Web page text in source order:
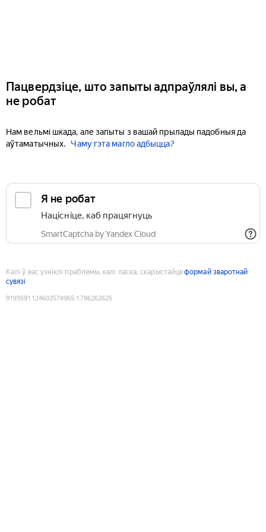
Пацвердзіце, што запыты адпраўлялі вы, а
не робат
Нам вельмі шкада, але запыты з вашай прылады падобныя да
аўтаматычных.
Чаму гэта магло адбыцца?
Я не робат
Націсніце, каб працягнуць
SmartCaptcha by Yandex Cloud
Калі ў вас узніклі праблемы, калі ласка, скарыстайцеформай зваротнай
сувязі
9193591124602574965:1786262625